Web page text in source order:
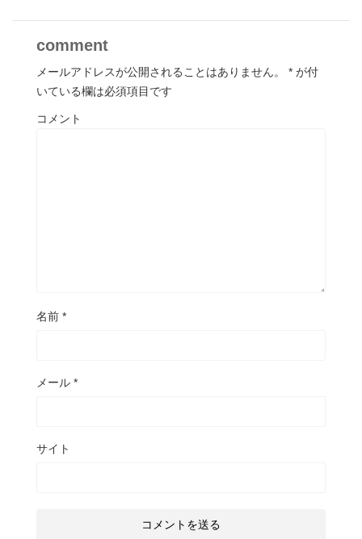
comment
メールアドレスが公開されることはありません。 * が付
いている欄は必須項目です
コメント
名前 *
メール *
サイト